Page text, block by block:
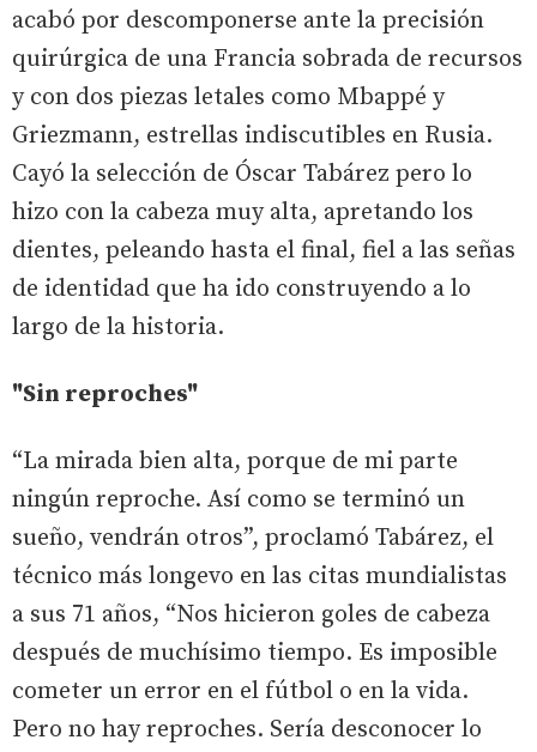
acabó por descomponerse ante la precisión
quirúrgica de una Francia sobrada de recursos
y con dos piezas letales como Mbappé y
Griezmann, estrellas indiscutibles en Rusia.
Cayó la selección de Óscar Tabárez pero lo
hizo con la cabeza muy alta, apretando los
dientes, peleando hasta el final, fiel a las señas
de identidad que ha ido construyendo a lo
largo de la historia.
"Sin reproches"
“La mirada bien alta, porque de mi parte
ningún reproche. Así como se terminó un
sueño, vendrán otros”, proclamó Tabárez, el
técnico más longevo en las citas mundialistas
a sus 71 años, “Nos hicieron goles de cabeza
después de muchísimo tiempo. Es imposible
cometer un error en el fútbol o en la vida.
Pero no hay reproches. Sería desconocer lo